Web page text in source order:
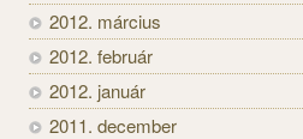
2012. március
2012. február
2012. január
2011. december